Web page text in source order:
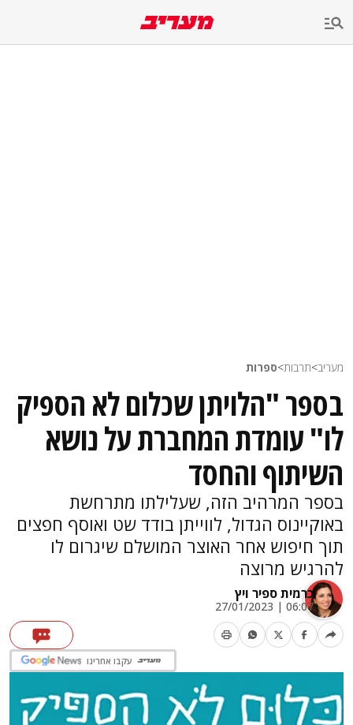
מעריב>תרבות>ספרות
בספר "הלויתן שכלום לא הספיק
לו" עומדת המחברת על נושא
השיתוף והחסד
בספר המרהיב הזה, שעלילתו מתרחשת
באוקיינוס הגדול, לווייתן בודד שט ואוסף חפצים
תוך חיפוש אחר האוצר המושלם שיגרום לו
להרגיש מרוצה
כרמית ספיר ויץ
06:07 | 27/01/2023
עקבו אחרינו